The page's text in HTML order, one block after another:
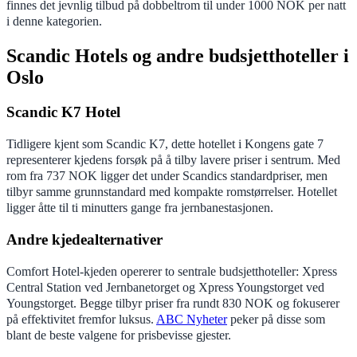
finnes det jevnlig tilbud på dobbeltrom til under 1000 NOK per natt
i denne kategorien.
Scandic Hotels og andre budsjetthoteller i
Oslo
Scandic K7 Hotel
Tidligere kjent som Scandic K7, dette hotellet i Kongens gate 7
representerer kjedens forsøk på å tilby lavere priser i sentrum. Med
rom fra 737 NOK ligger det under Scandics standardpriser, men
tilbyr samme grunnstandard med kompakte romstørrelser. Hotellet
ligger åtte til ti minutters gange fra jernbanestasjonen.
Andre kjedealternativer
Comfort Hotel-kjeden opererer to sentrale budsjetthoteller: Xpress
Central Station ved Jernbanetorget og Xpress Youngstorget ved
Youngstorget. Begge tilbyr priser fra rundt 830 NOK og fokuserer
på effektivitet fremfor luksus. ABC Nyheterpeker på disse som
blant de beste valgene for prisbevisse gjester.